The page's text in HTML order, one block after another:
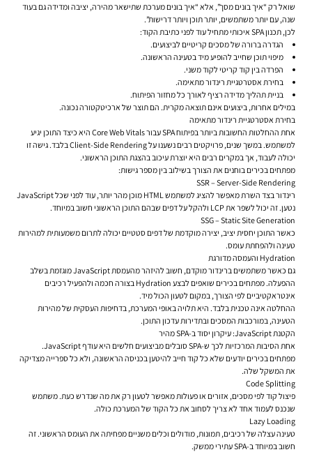
שואל רק “איך בונים מסך”, אלא “איך בונים מערכת שתישאר מהירה, יציבה ומדידה גם בעוד
שנה, עם יותר משתמשים, יותר תוכן ויותר דרישות”.
לכן, תכנון SPA איכותי מתחיל עוד לפני כתיבת הקוד:
הגדרה ברורה של מסכים קריטיים לביצועים.
מיפוי תוכן שחייב להופיע מיד בטעינה הראשונה.
הפרדה בין קוד קריטי לקוד משני.
בחירת אסטרטגיית רינדור מתאימה.
בניית תהליך מדידה רציף לאורך כל מחזור הפיתוח.
במילים אחרות, ביצועים אינם תוצאה מקרית. הם תוצר של ארכיטקטורה נכונה.
בחירת אסטרטגיית רינדור מתאימה
אחת ההחלטות החשובות ביותר בפיתוח SPA עבור Core Web Vitals היא כיצד התוכן יגיע
למשתמש. במשך שנים, פרויקטים רבים נשענו על Client-Side Rendering בלבד. גישה זו
יכולה לעבוד, אך במקרים רבים היא יוצרת עיכוב בהצגת התוכן הראשוני.
מפתחים בכירים בוחנים את הצורך בשילוב בין מספר גישות:
SSR – Server-Side Rendering
רינדור בצד השרת מאפשר להציג למשתמש HTML מוכן מהר יותר, עוד לפני שכל JavaScript
נטען. זה יכול לשפר את LCP ולהקל על דפים שבהם התוכן הראשוני חשוב במיוחד.
SSG – Static Site Generation
כאשר התוכן יחסית יציב, יצירה מוקדמת של דפים סטטיים יכולה לתרום משמעותית למהירות
טעינה ולהפחתת עומס.
Hydration והעמסה מדורגת
גם כאשר משתמשים ברינדור מוקדם, חשוב להיזהר מהעמסת JavaScript מוגזמת בשלב
ההפעלה. מפתחים בכירים שואפים לבצע Hydration בצורה חכמה ולהפעיל רכיבים
אינטראקטיביים לפי הצורך, במקום לטעון הכול מיד.
ההחלטה אינה טכנית בלבד. היא תלויה באופי המערכת, בדחיפות העסקית של מהירות
הטעינה, במורכבות המסכים ובתדירות עדכון התוכן.
הקטנת JavaScript: עיקרון יסוד ב-SPA מהיר
אחת הסיבות המרכזיות לכך ש-SPA סובלים מביצועים חלשים היא עודף JavaScript.
מפתחים בכירים יודעים שלא כל קוד חייב להיטען בכניסה הראשונה, ולא כל ספרייה מצדיקה
את המשקל שלה.
Code Splitting
פיצול קוד לפי מסכים, אזורים או פעולות מאפשר לטעון רק את מה שנדרש כעת. משתמש
שנכנס לעמוד אחד לא צריך לסחוב את כל הקוד של המערכת כולה.
Lazy Loading
טעינה עצלה של רכיבים, תמונות, מודולים וכלים משניים מפחיתה את העומס הראשוני. זה
חשוב במיוחד ב-SPA עתירי ממשק.